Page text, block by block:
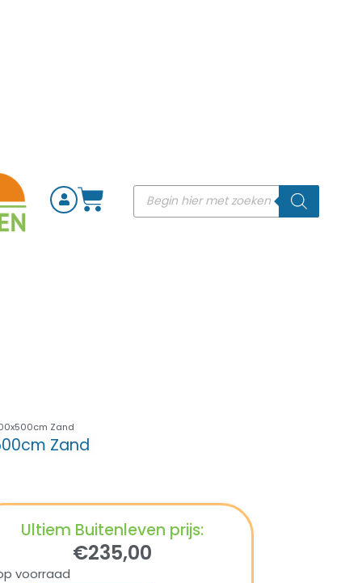
Zand
Zand
Ultiem Buitenleven prijs:
€235,00
voorraad